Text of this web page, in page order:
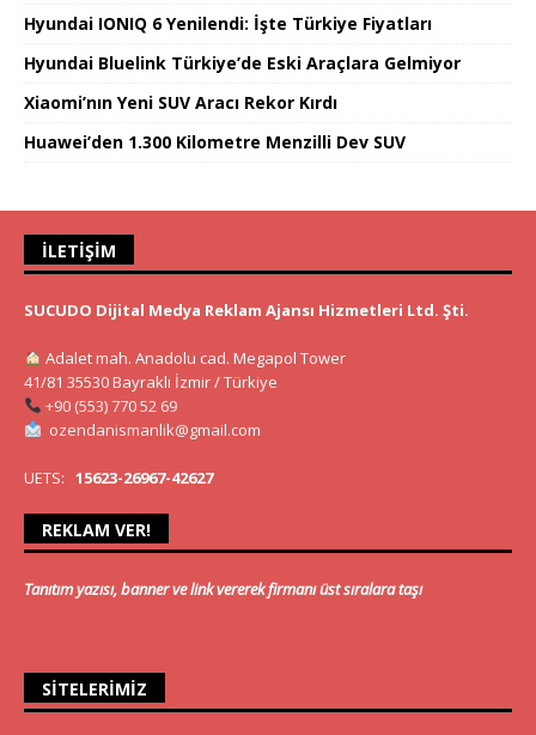
Hyundai IONIQ 6 Yenilendi: İşte Türkiye Fiyatları
Hyundai Bluelink Türkiye’de Eski Araçlara Gelmiyor
Xiaomi’nın Yeni SUV Aracı Rekor Kırdı
Huawei’den 1.300 Kilometre Menzilli Dev SUV
İLETIŞIM
SUCUDO Dijital Medya Reklam Ajansı Hizmetleri Ltd. Şti.
Adalet mah. Anadolu cad. Megapol Tower
41/81 35530 Bayraklı İzmir / Türkiye
+90 (553) 770 52 69
ozendanismanlik@gmail.com
UETS: 15623-26967-42627
REKLAM VER!
Tanıtım yazısı, banner ve link vererek firmanı üst sıralara taşı
SITELERIMIZ